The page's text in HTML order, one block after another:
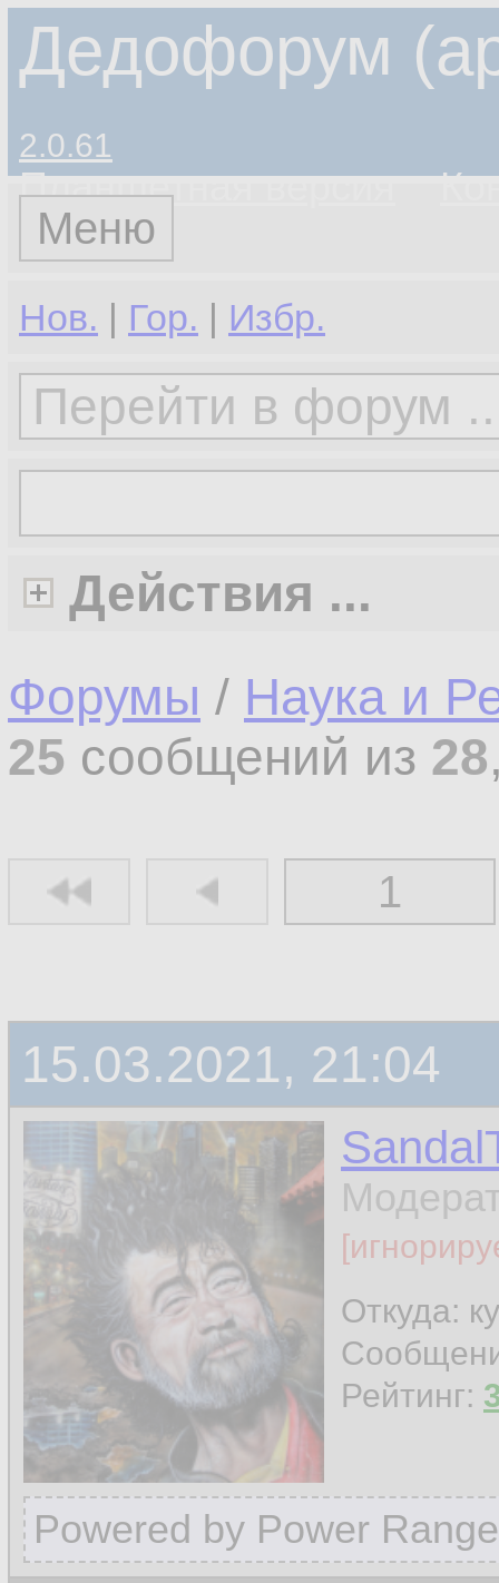
Дедофорум
2.0.61
Планшетная версия
Меню
Нов. | Гор. | Избр.
Действия ...
Форумы / Наука и
25 сообщений из 28
1
15.03.2021, 21:04
Откуда:
Рейтинг:
Powered by Power